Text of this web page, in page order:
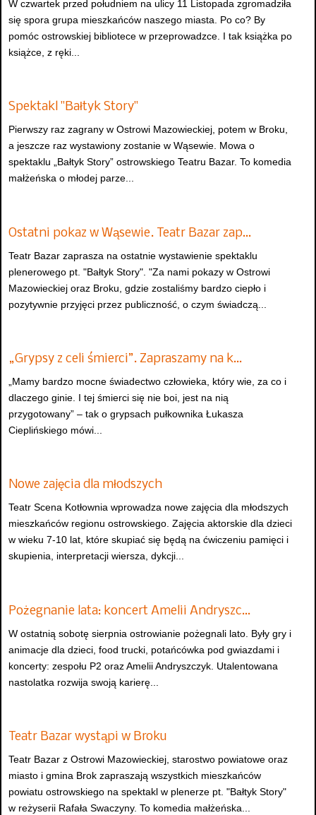
W czwartek przed południem na ulicy 11 Listopada zgromadziła
się spora grupa mieszkańców naszego miasta. Po co? By
pomóc ostrowskiej bibliotece w przeprowadzce. I tak książka po
książce, z ręki...
Spektakl "Bałtyk Story"
Pierwszy raz zagrany w Ostrowi Mazowieckiej, potem w Broku,
a jeszcze raz wystawiony zostanie w Wąsewie. Mowa o
spektaklu „Bałtyk Story” ostrowskiego Teatru Bazar. To komedia
małżeńska o młodej parze...
Ostatni pokaz w Wąsewie. Teatr Bazar zap…
Teatr Bazar zaprasza na ostatnie wystawienie spektaklu
plenerowego pt. "Bałtyk Story". "Za nami pokazy w Ostrowi
Mazowieckiej oraz Broku, gdzie zostaliśmy bardzo ciepło i
pozytywnie przyjęci przez publiczność, o czym świadczą...
„Grypsy z celi śmierci”. Zapraszamy na k…
„Mamy bardzo mocne świadectwo człowieka, który wie, za co i
dlaczego ginie. I tej śmierci się nie boi, jest na nią
przygotowany” – tak o grypsach pułkownika Łukasza
Cieplińskiego mówi...
Nowe zajęcia dla młodszych
Teatr Scena Kotłownia wprowadza nowe zajęcia dla młodszych
mieszkańców regionu ostrowskiego. Zajęcia aktorskie dla dzieci
w wieku 7-10 lat, które skupiać się będą na ćwiczeniu pamięci i
skupienia, interpretacji wiersza, dykcji...
Pożegnanie lata: koncert Amelii Andryszc…
W ostatnią sobotę sierpnia ostrowianie pożegnali lato. Były gry i
animacje dla dzieci, food trucki, potańcówka pod gwiazdami i
koncerty: zespołu P2 oraz Amelii Andryszczyk. Utalentowana
nastolatka rozwija swoją karierę...
Teatr Bazar wystąpi w Broku
Teatr Bazar z Ostrowi Mazowieckiej, starostwo powiatowe oraz
miasto i gmina Brok zapraszają wszystkich mieszkańców
powiatu ostrowskiego na spektakl w plenerze pt. "Bałtyk Story"
w reżyserii Rafała Swaczyny. To komedia małżeńska...